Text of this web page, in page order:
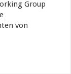
Group
von